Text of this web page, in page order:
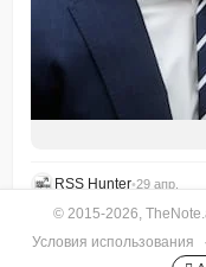
RSS Hunter•29 апр.
© 2015-2026,
Условия использования
·